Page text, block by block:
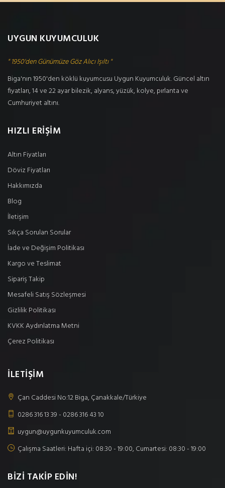
UYGUN KUYUMCULUK
" 1950'den Günümüze Göz Alıcı Işıltı "
Biga'nın 1950'den köklü kuyumcusu Uygun Kuyumculuk. Güncel altın
fiyatları, 14 ve 22 ayar bilezik, alyans, yüzük, kolye, pırlanta ve
Cumhuriyet altını.
HIZLI ERİŞİM
Altın Fiyatları
Döviz Fiyatları
Hakkımızda
Blog
İletişim
Sıkça Sorulan Sorular
İade ve Değişim Politikası
Kargo ve Teslimat
Sipariş Takip
Mesafeli Satış Sözleşmesi
Gizlilik Politikası
KVKK Aydınlatma Metni
Çerez Politikası
İLETİŞİM
Çan Caddesi No:12 Biga, Çanakkale/Türkiye
0286 316 13 39 - 0286 316 43 10
uygun@uygunkuyumculuk.com
Çalışma Saatleri: Hafta içi: 08:30 - 19:00, Cumartesi: 08:30 - 19:00
BİZİ TAKİP EDİN!